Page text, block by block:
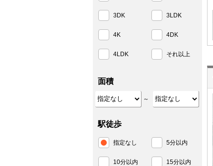
3DK 3LDK
4K 4DK
4LDK それ以上
面積
～
駅徒歩
指定なし 5分以内
10分以内 15分以内